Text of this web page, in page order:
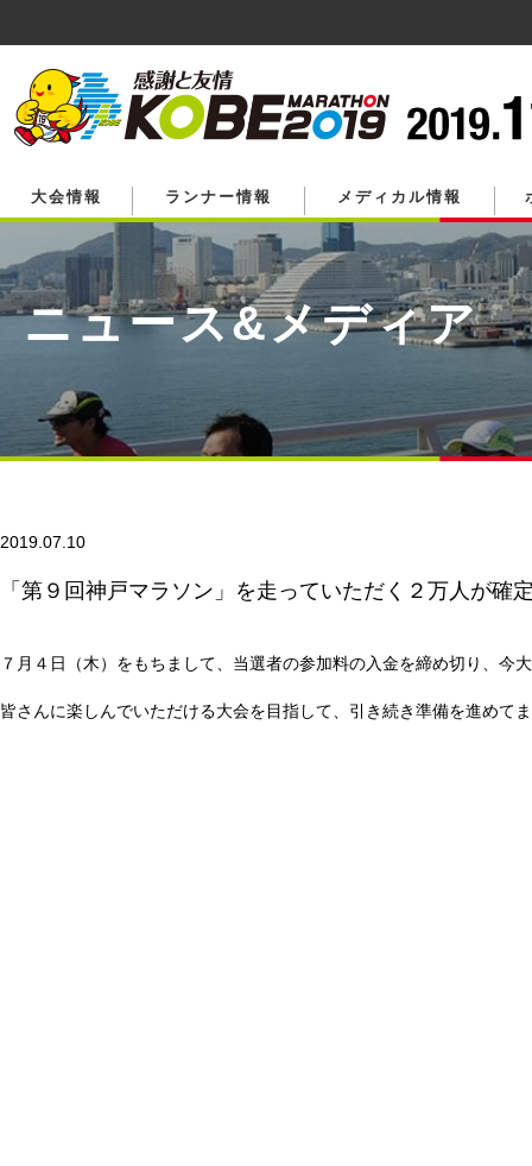
す。
大会情報 ランナー情報 メディカル情報
ニュース&メディア
2019.07.10
「第９回神戸マラソン」を走っていただく２万人が確
７月４日（木）をもちまして、当選者の参加料の入金を締め切り、今
皆さんに楽しんでいただける大会を目指して、引き続き準備を進めて